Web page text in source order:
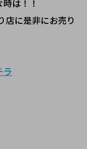
は！！
店に是非にお売り
ラ